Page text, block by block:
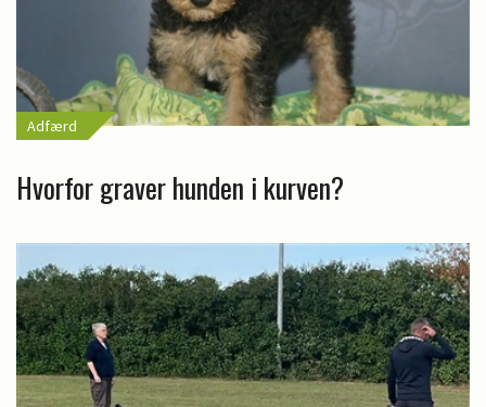
Adfærd
Hvorfor graver hunden i kurven?